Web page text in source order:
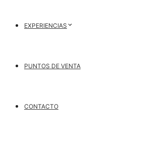
EXPERIENCIAS
PUNTOS DE VENTA
CONTACTO